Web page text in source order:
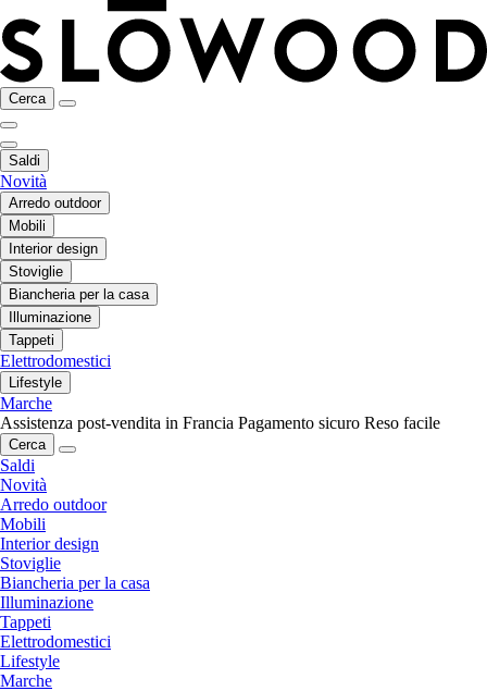
Cerca
Saldi
Novità
Arredo outdoor
Mobili
Interior design
Stoviglie
Biancheria per la casa
Illuminazione
Tappeti
Elettrodomestici
Lifestyle
Marche
Assistenza post-vendita in Francia Pagamento sicuro Reso facile
Cerca
Saldi
Novità
Arredo outdoor
Mobili
Interior design
Stoviglie
Biancheria per la casa
Illuminazione
Tappeti
Elettrodomestici
Lifestyle
Marche